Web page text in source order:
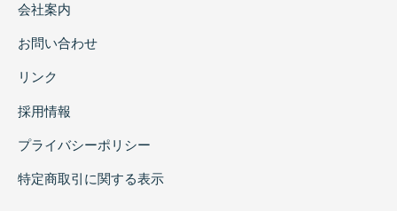
会社案内
お問い合わせ
リンク
採用情報
プライバシーポリシー
特定商取引に関する表示